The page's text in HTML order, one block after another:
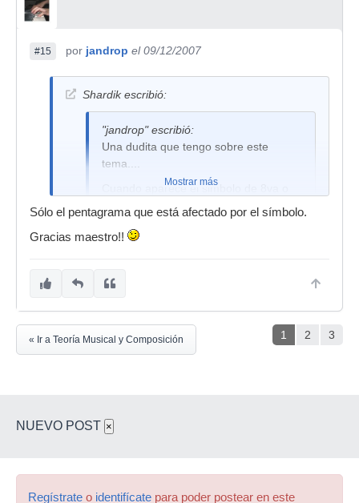
#15 por jandrop el 09/12/2007
Shardik escribió:
"jandrop" escribió:
Una dudita que tengo sobre este
tema....
Cuando aparece el simbolo de 8va o
8va b. ¿se transportan una octava las
dos claves o solo la clave de sol?
Mostrar más
Sólo el pentagrama que está afectado por el símbolo.
Gracias maestro!!
1 2 3
« Ir a Teoría Musical y Composición
NUEVO POST ×
Regístrate o identifícate para poder postear en este